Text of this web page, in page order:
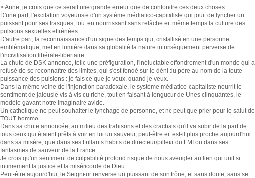
> Anne, je crois que ce serait une grande erreur que de confondre ces deux choses.
D'une part, l'excitation voyeuriste d'un système médiatico-capitaliste qui jouit de lyncher un
puissant pour ses frasques, tout en nourrissant sans relâche en même temps la culture des
pulsions sexuelles effrénées.
D'autre part, la reconnaissance d'un signe des temps qui, cristallisé en une personne
emblématique, met en lumière dans sa globalité la nature intrinsèquement perverse de
l'incivilisation libérale-libertaire.
La chute de DSK annonce, telle une préfiguration, l'inéluctable effondrement d'un monde qui a
refusé de se reconnaître des limites, qui s'est fondé sur le déni du père au nom de la toute-
puissance des pulsions : je fais ce que je veux, quand je veux.
Dans la même veine de l'injonction paradoxale, le système médiatico-capitaliste nourrit le
sentiment de jalousie vis à vis du riche, tout en faisant à longueur de Unes clinquantes, le
modèle gavant notre imaginaire avide.
Un catholique ne peut souhaiter le lynchage de personne, et ne peut que prier pour le salut de
TOUT homme.
Dans sa chute annoncée, au milieu des trahisons et des crachats qu'il va subir de la part de
tous ceux qui étaient prêts à voir en lui un sauveur, peut-être en est-il plus proche aujourd'hui
dans sa misère, que dans ses brillants habits de directeur/pilleur du FMI ou dans ses
fantasmes de sauveur de la France.
Je crois qu'un sentiment de culpabilité profond risque de nous aveugler au lien qui unit si
intimement la justice et la miséricorde de Dieu.
Peut-être aujourd'hui, le Seigneur renverse un puissant de son trône, et sans doute, sans se